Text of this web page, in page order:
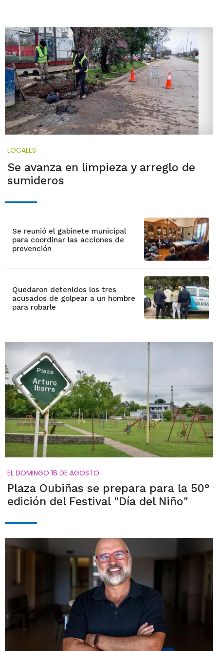
LOCALES
Se avanza en limpieza y arreglo de
sumideros
Se reunió el gabinete municipal
para coordinar las acciones de
prevención
Quedaron detenidos los tres
acusados de golpear a un hombre
para robarle
EL DOMINGO 16 DE AGOSTO
Plaza Oubiñas se prepara para la 50°
edición del Festival "Día del Niño"